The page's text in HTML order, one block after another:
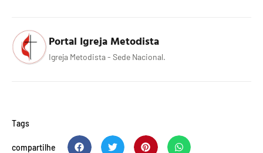
Portal Igreja Metodista
Igreja Metodista - Sede Nacional.
Tags
compartilhe